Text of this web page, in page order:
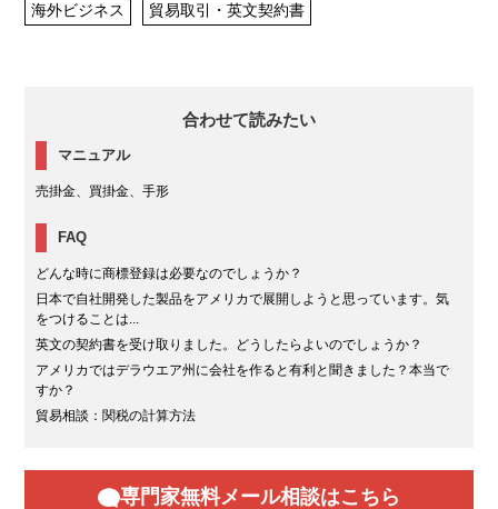
海外ビジネス
貿易取引・英文契約書
合わせて読みたい
マニュアル
売掛金、買掛金、手形
FAQ
どんな時に商標登録は必要なのでしょうか？
日本で自社開発した製品をアメリカで展開しようと思っています。気
をつけることは...
英文の契約書を受け取りました。どうしたらよいのでしょうか？
アメリカではデラウエア州に会社を作ると有利と聞きました？本当で
すか？
貿易相談：関税の計算方法
専門家無料メール相談はこちら